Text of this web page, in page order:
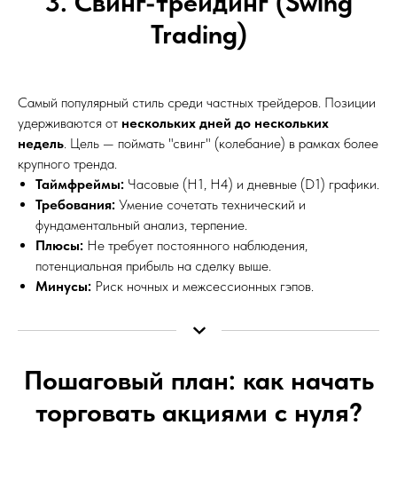
Trading)
Самый популярный стиль среди частных трейдеров. Позиции
удерживаются от нескольких дней до нескольких
недель . Цель — поймать "свинг" (колебание) в рамках более
крупного тренда.
Таймфреймы: Часовые (H1, H4) и дневные (D1) графики.
Требования: Умение сочетать технический и
фундаментальный анализ, терпение.
Плюсы: Не требует постоянного наблюдения,
потенциальная прибыль на сделку выше.
Минусы: Риск ночных и межсессионных гэпов.
Пошаговый план: как начать
торговать акциями с нуля?